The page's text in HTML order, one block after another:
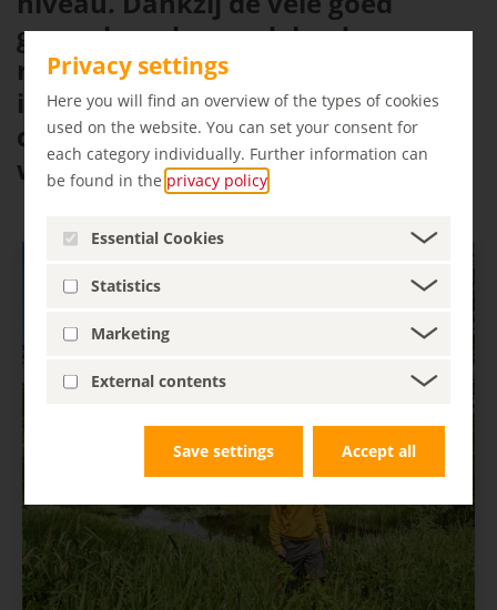
Privacy settings
Here you will find an overview of the types of cookies
used on the website. You can set your consent for
each category individually. Further information can
be found in the privacy policy
Essential Cookies
Statistics
Marketing
External contents
Save settings Accept all
gemarkeerde wandelpaden en
rustplaatsen is de Oranjeroute
ideaal voor ontspannen
dagtochten en meerdaagse
wandelavonturen.